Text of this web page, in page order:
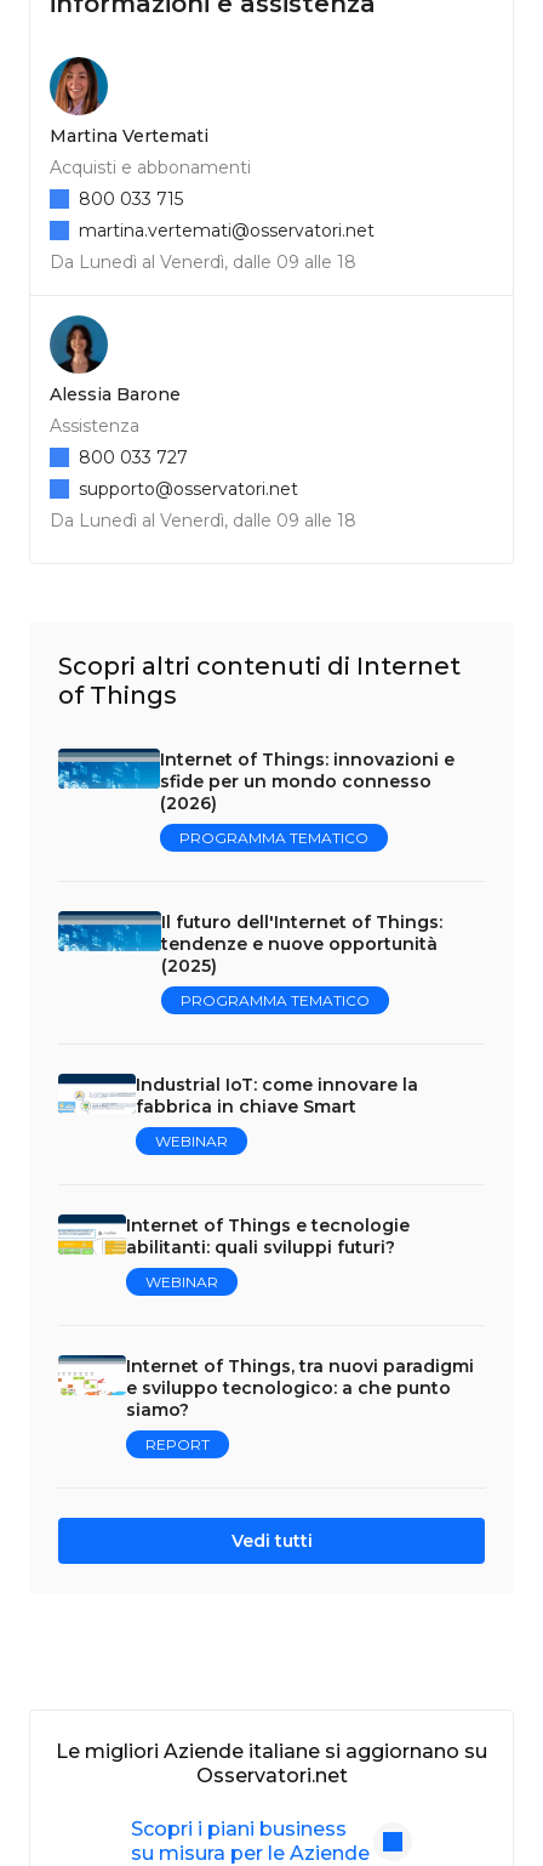
Martina Vertemati
Acquisti e abbonamenti
Da Lunedì al Venerdì, dalle 09 alle 18
800 033 715
martina.vertemati@osservatori.net
Alessia Barone
Assistenza
Da Lunedì al Venerdì, dalle 09 alle 18
800 033 727
supporto@osservatori.net
Scopri altri contenuti di Internet
of Things
Internet of Things: innovazioni e
sfide per un mondo connesso
(2026)
PROGRAMMA TEMATICO
Il futuro dell'Internet of Things:
tendenze e nuove opportunità
(2025)
PROGRAMMA TEMATICO
Industrial IoT: come innovare la
fabbrica in chiave Smart
WEBINAR
Internet of Things e tecnologie
abilitanti: quali sviluppi futuri?
WEBINAR
Internet of Things, tra nuovi paradigmi
e sviluppo tecnologico: a che punto
siamo?
REPORT
Vedi tutti
Le migliori Aziende italiane si aggiornano su
Osservatori.net
Scopri i piani business
su misura per le Aziende